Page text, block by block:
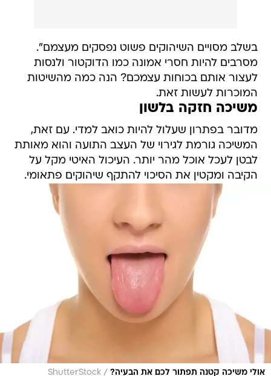
בשלב מסויים השיהוקים פשוט נפסקים מעצמם".
מסרבים להיות חסרי אמונה כמו הדוקטור ולנסות
לעצור אותם בכוחות עצמכם? הנה כמה מהשיטות
המוכרות לעשות זאת.
משיכה חזקה בלשון
מדובר בפתרון שעלול להיות כואב למדי. עם זאת,
המשיכה גורמת לגירוי של העצב התועה והוא מאותת
לבטן לעכל אוכל מהר יותר. העיכול האיטי מקל על
הקיבה ומקטין את הסיכוי להתקף שיהוקים פתאומי.
אולי משיכה קטנה תפתור לכם את הבעיה? /
ShutterStock